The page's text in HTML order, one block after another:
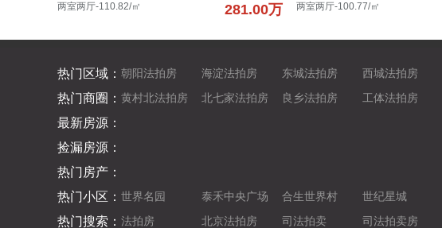
两室两厅-110.82/㎡ 281.00万 两室两厅-100.77/㎡
热门区域： 朝阳法拍房 海淀法拍房 东城法拍房 西城法拍房
热门商圈： 黄村北法拍房 北七家法拍房 良乡法拍房 工体法拍房
最新房源：
捡漏房源：
热门房产：
热门小区： 世界名园 泰禾中央广场 合生世界村 世纪星城
热门搜索： 法拍房 北京法拍房 司法拍卖 司法拍卖房